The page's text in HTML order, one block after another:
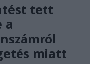
tett
a
miatt